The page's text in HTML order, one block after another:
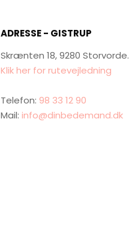
ADRESSE - GISTRUP
Skrænten 18, 9280 Storvorde.
Klik her for rutevejledning
Telefon:98 33 12 90
Mail:info@dinbedemand.dk